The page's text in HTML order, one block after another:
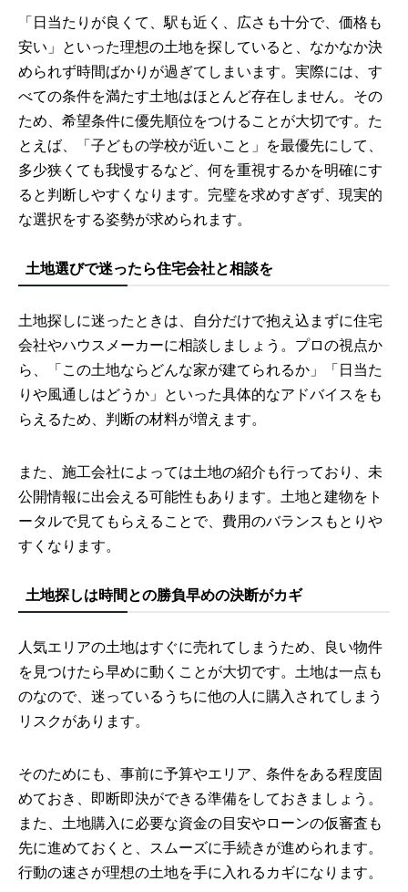
「日当たりが良くて、駅も近く、広さも十分で、価格も
安い」といった理想の土地を探していると、なかなか決
められず時間ばかりが過ぎてしまいます。実際には、す
べての条件を満たす土地はほとんど存在しません。その
ため、希望条件に優先順位をつけることが大切です。た
とえば、「子どもの学校が近いこと」を最優先にして、
多少狭くても我慢するなど、何を重視するかを明確にす
ると判断しやすくなります。完璧を求めすぎず、現実的
な選択をする姿勢が求められます。
土地選びで迷ったら住宅会社と相談を
土地探しに迷ったときは、自分だけで抱え込まずに住宅
会社やハウスメーカーに相談しましょう。プロの視点か
ら、「この土地ならどんな家が建てられるか」「日当た
りや風通しはどうか」といった具体的なアドバイスをも
らえるため、判断の材料が増えます。
また、施工会社によっては土地の紹介も行っており、未
公開情報に出会える可能性もあります。土地と建物をト
ータルで見てもらえることで、費用のバランスもとりや
すくなります。
土地探しは時間との勝負早めの決断がカギ
人気エリアの土地はすぐに売れてしまうため、良い物件
を見つけたら早めに動くことが大切です。土地は一点も
のなので、迷っているうちに他の人に購入されてしまう
リスクがあります。
そのためにも、事前に予算やエリア、条件をある程度固
めておき、即断即決ができる準備をしておきましょう。
また、土地購入に必要な資金の目安やローンの仮審査も
先に進めておくと、スムーズに手続きが進められます。
行動の速さが理想の土地を手に入れるカギになります。